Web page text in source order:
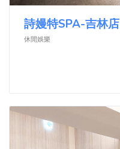
詩嫚特SPA-吉林店
休閒娛樂